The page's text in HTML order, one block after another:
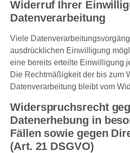
Widerruf Ihrer
Datenverarbeitung
Viele
ausdrücklichen Einwilligung
eine bereits erteilte Einwilligung
Die Rechtmäßigkeit der bis zum
Datenverarbeitung bleibt vom
Widerspruchsrecht
Datenerhebung in
Fällen sowie gegen
(Art. 21 DSGVO)